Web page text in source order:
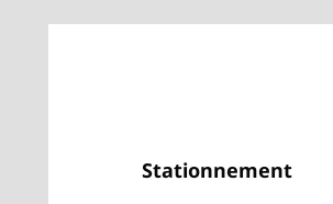
Stationnement